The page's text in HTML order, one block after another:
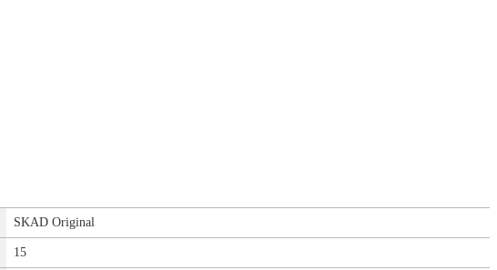
SKAD Original
15